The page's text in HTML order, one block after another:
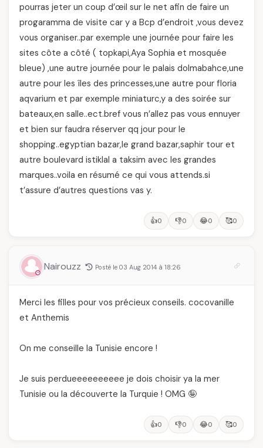
pourras jeter un coup d’œil sur le net afin de faire un
progaramma de visite car y a Bcp d’endroit ,vous devez
vous organiser..par exemple une journée pour faire les
sites côte a côté ( topkapi,Aya Sophia et mosquée
bleue) ,une autre journée pour le palais dolmabahce,une
autre pour les îles des princesses,une autre pour floria
aqvarium et par exemple miniaturc,y a des soirée sur
bateaux,en salle..ect.bref vous n’allez pas vous ennuyer
et bien sur faudra réserver qq jour pour le
shopping..egyptian bazar,le grand bazar,saphir tour et
autre boulevard istiklal a taksim avec les grandes
marques..voila en résumé ce qui vous attends.si
t’assure d’autres questions vas y.
👍0 👎0 😂0 🥰0
Nairouzz Posté le 03 Aug 2014 à 18:26
Merci les filles pour vos précieux conseils. cocovanille
et Anthemis
On me conseille la Tunisie encore !
Je suis perdueeeeeeeeee je dois choisir ya la mer
Tunisie ou la découverte la Turquie ! OMG 🤪
👍0 👎0 😂0 🥰0